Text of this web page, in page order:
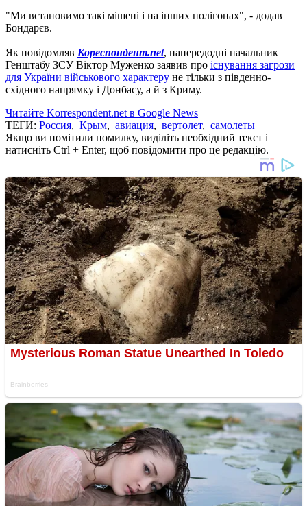
"Ми встановимо такі мішені і на інших полігонах", - додав
Бондарєв.
Як повідомляв Кореспондент.net, напередодні начальник
Генштабу ЗСУ Віктор Муженко заявив про існування загрози
для України військового характеру не тільки з південно-
східного напрямку і Донбасу, а й з Криму.
Читайте Korrespondent.net в Google News
ТЕГИ: Россия, Крым, авиация, вертолет, самолеты
Якщо ви помітили помилку, виділіть необхідний текст і
натисніть Ctrl + Enter, щоб повідомити про це редакцію.